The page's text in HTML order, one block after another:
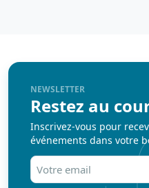
NEWSLETTER
Restez au
Inscrivez-vous pour
événements dans votre
Votre
email